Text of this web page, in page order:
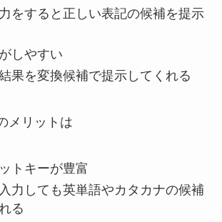
をすると正しい表記の候補を提示
しやすい
果を変換候補で提示してくれる
メリットは
トキーが豊富
力しても英単語やカタカナの候補
る